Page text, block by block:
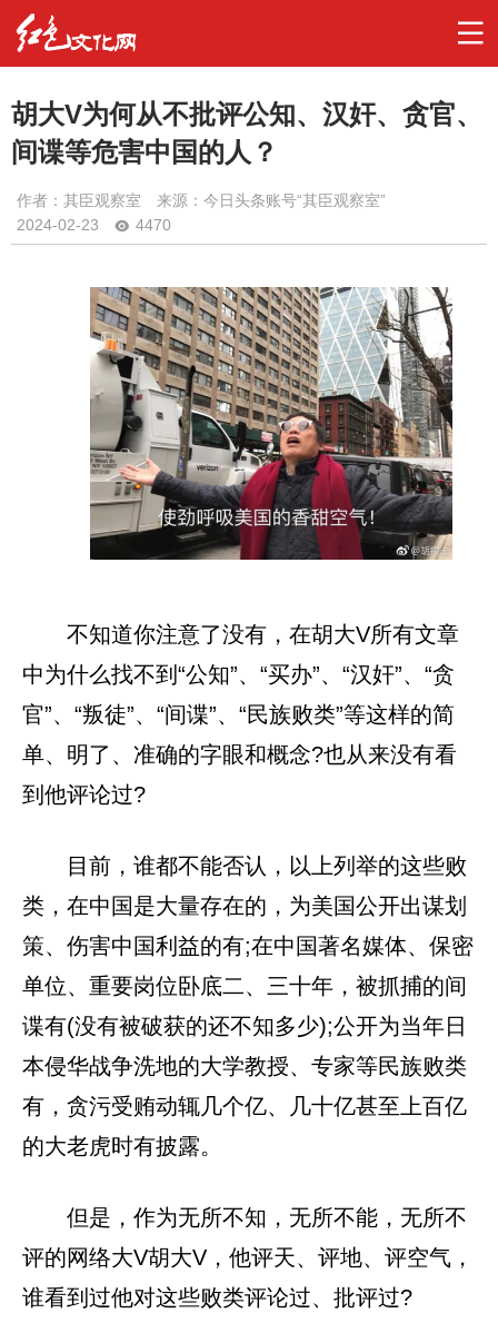
胡大V为何从不批评公知、汉奸、贪官、
间谍等危害中国的人？
作者： 其臣观察室
来源：今日头条账号“其臣观察室”
2024-02-23
4470
不知道你注意了没有，在胡大V所有文章
中为什么找不到“公知”、“买办”、“汉奸”、“贪
官”、“叛徒”、“间谍”、“民族败类”等这样的简
单、明了、准确的字眼和概念?也从来没有看
到他评论过?
目前，谁都不能否认，以上列举的这些败
类，在中国是大量存在的，为美国公开出谋划
策、伤害中国利益的有;在中国著名媒体、保密
单位、重要岗位卧底二、三十年，被抓捕的间
谍有(没有被破获的还不知多少);公开为当年日
本侵华战争洗地的大学教授、专家等民族败类
有，贪污受贿动辄几个亿、几十亿甚至上百亿
的大老虎时有披露。
但是，作为无所不知，无所不能，无所不
评的网络大V胡大V，他评天、评地、评空气，
谁看到过他对这些败类评论过、批评过?